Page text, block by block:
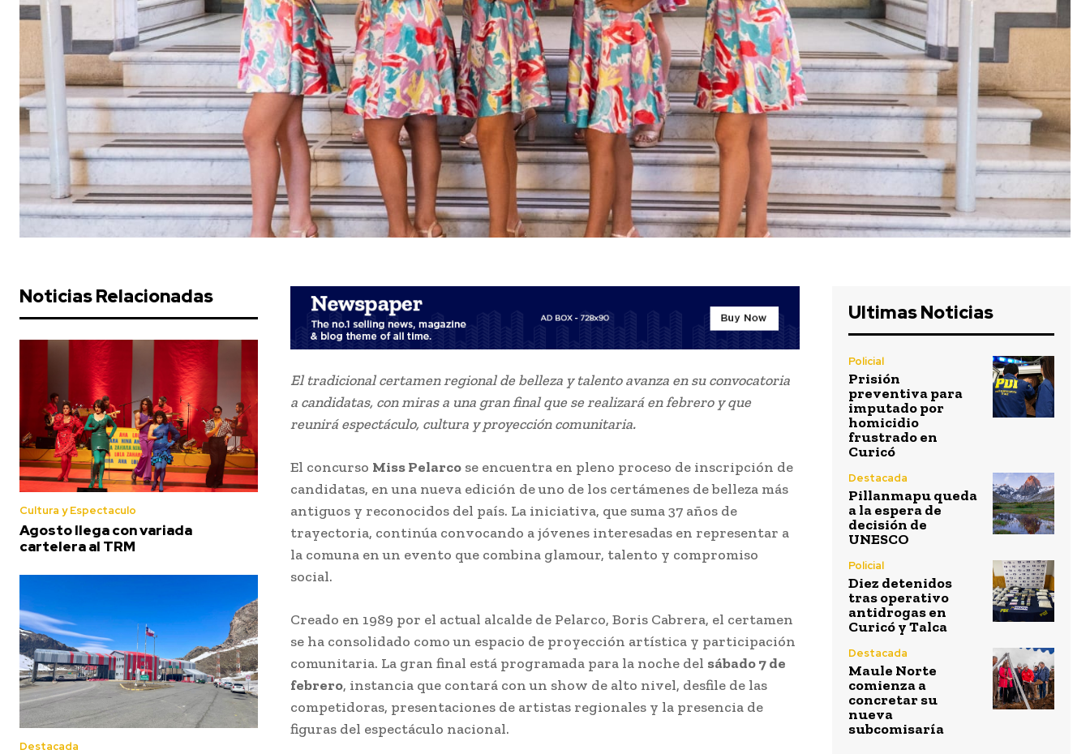
Noticias Relacionadas
Cultura y Espectaculo
Agosto llega con variada
cartelera al TRM
Destacada
El tradicional certamen regional de belleza y talento avanza en su convocatoria
a candidatas, con miras a una gran final que se realizará en febrero y que
reunirá espectáculo, cultura y proyección comunitaria.
El concurso Miss Pelarco se encuentra en pleno proceso de inscripción de
candidatas, en una nueva edición de uno de los certámenes de belleza más
antiguos y reconocidos del país. La iniciativa, que suma 37 años de
trayectoria, continúa convocando a jóvenes interesadas en representar a
la comuna en un evento que combina glamour, talento y compromiso
social.
Creado en 1989 por el actual alcalde de Pelarco, Boris Cabrera, el certamen
se ha consolidado como un espacio de proyección artística y participación
comunitaria. La gran final está programada para la noche del sábado 7 de
febrero, instancia que contará con un show de alto nivel, desfile de las
competidoras, presentaciones de artistas regionales y la presencia de
figuras del espectáculo nacional.
Ultimas Noticias
Policial
Prisión
preventiva para
imputado por
homicidio
frustrado en
Curicó
Destacada
Pillanmapu queda
a la espera de
decisión de
UNESCO
Policial
Diez detenidos
tras operativo
antidrogas en
Curicó y Talca
Destacada
Maule Norte
comienza a
concretar su
nueva
subcomisaría